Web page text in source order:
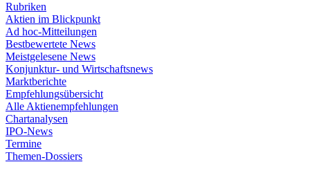
Rubriken
Aktien im Blickpunkt
Ad hoc-Mitteilungen
Bestbewertete News
Meistgelesene News
Konjunktur- und Wirtschaftsnews
Marktberichte
Empfehlungsübersicht
Alle Aktienempfehlungen
Chartanalysen
IPO-News
Termine
Themen-Dossiers